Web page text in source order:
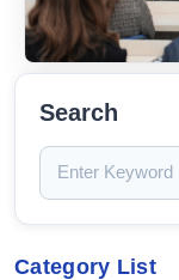
Search
Category List